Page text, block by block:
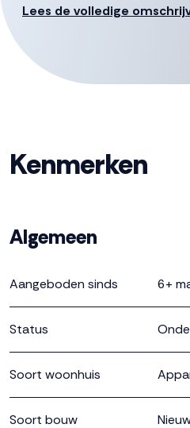
* inclusief badkamer
* berging op de begane grond
* voor dit appartement zijn
Het complex is voorzien van
Voor vragen, neem contact
Deze informatie is door ons
geen enkele
gevolgen daarvan. Alle
oppervlakten zijn indicatief.
Lees de volledige
Kenmerken
Algemeen
Aangeboden sinds 6+
Status
Soort woonhuis
Soort bouw